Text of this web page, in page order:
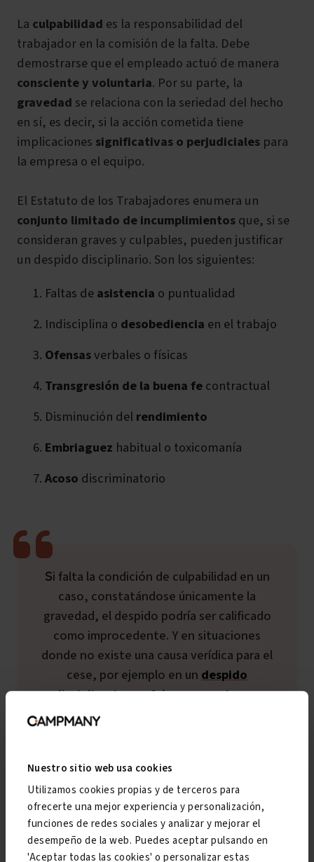
Nuestro sitio web usa cookies
Utilizamos cookies propias y de terceros para
ofrecerte una mejor experiencia y personalización,
funciones de redes sociales y analizar y mejorar el
desempeño de la web. Puedes aceptar pulsando en
'Aceptar todas las cookies' o personalizar estas
La culpabilidad es la responsabilidad del
trabajador en la comisión de la falta. Debe
demostrarse que el empleado actuó de manera
consciente y voluntaria. Por su parte, la
gravedad se relaciona con la seriedad del hecho
en sí, es decir, si la acción cometida tiene
implicaciones significativas o perjudiciales para
la empresa o el equipo.
El Estatuto de los Trabajadores enumera un
conjunto limitado de incumplimientosque, si se
consideran graves y culpables, pueden justificar
un despido disciplinario. Son los siguientes:
Faltas deasistencia o puntualidad
Indisciplina o desobediencia en el trabajo
Ofensasverbales o físicas
Transgresión de la buena fecontractual
Disminución delrendimiento
Embriaguez habitual o toxicomanía
Acoso discriminatorio
Si falta la condición de culpabilidad en un
caso, constatándose únicamente la
gravedad, el despido podría ser calificado
como improcedente. Y en situaciones
donde no existe una causa verídica para el
cese, por ejemplo en un despido
disciplinario por falsas acusaciones,
estaríamos ante un despido disciplinario sin
Tal como ocurre en los despidos objetivos, para